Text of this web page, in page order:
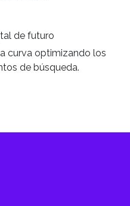
de futuro
curva optimizando los
de búsqueda.